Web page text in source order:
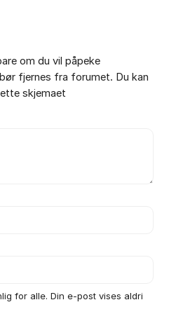
om du vil påpeke
fjernes fra forumet. Du kan
skjemaet
for alle. Din e-post vises aldri